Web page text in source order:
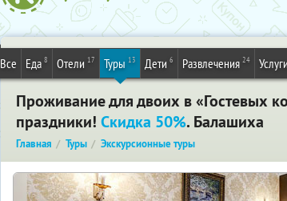
Все Еда 8 Отели 17 Туры 13 Дети 6 Развлечения 24 Услуги
Проживание для двоих в «Гостевых
праздники! Скидка 50%. Балашиха
Главная Туры Экскурсионные туры